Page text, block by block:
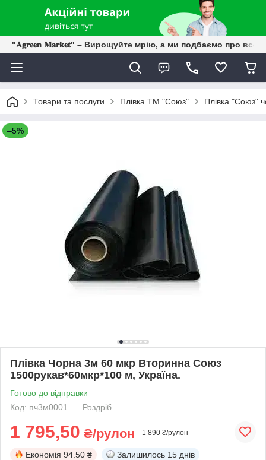
"𝐀𝐠𝐫𝐞𝐞𝐧 𝐌𝐚𝐫𝐤𝐞𝐭" – Вирощуйте мрію, а ми подбаємо про все
Товари та послуги Плівка ТМ "Союз" Плівка "Союз"
–5%
Плівка Чорна 3м 60 мкр Вторинна Союз
1500рукав*60мкр*100 м, Україна.
Готово до відправки
Код: пч3м0001
Роздріб
1 795,50 ₴/рулон 1 890 ₴/рулон
Економія 94.50 ₴ Залишилось 15 днів